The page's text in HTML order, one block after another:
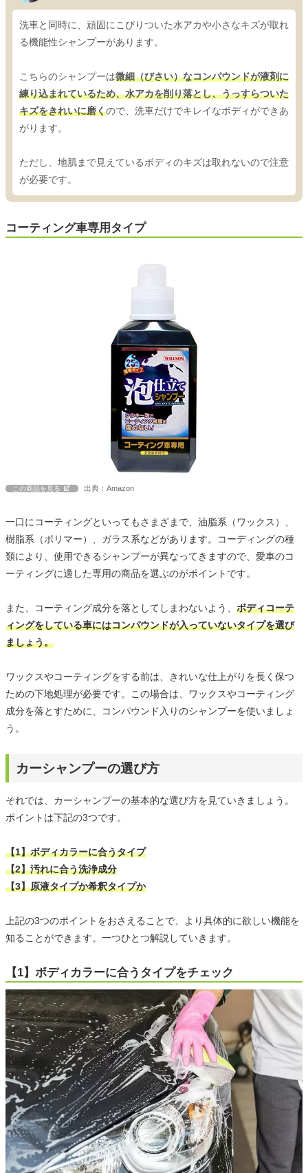
洗車と同時に、頑固にこびりついた水アカや小さなキズが取れ
る機能性シャンプーがあります。
こちらのシャンプーは微細（びさい）なコンパウンドが液剤に
練り込まれているため、水アカを削り落とし、うっすらついた
キズをきれいに磨くので、洗車だけでキレイなボディができあ
がります。
ただし、地肌まで見えているボディのキズは取れないので注意
が必要です。
コーティング車専用タイプ
この商品を見る 出典：Amazon
一口にコーティングといってもさまざまで、油脂系（ワックス）、
樹脂系（ポリマー）、ガラス系などがあります。コーディングの種
類により、使用できるシャンプーが異なってきますので、愛車のコ
ーティングに適した専用の商品を選ぶのがポイントです。
また、コーティング成分を落としてしまわないよう、 ボディコーテ
ィングをしている車にはコンパウンドが入っていないタイプを選び
ましょう。
ワックスやコーティングをする前は、きれいな仕上がりを長く保つ
ための下地処理が必要です。この場合は、ワックスやコーティング
成分を落とすために、コンパウンド入りのシャンプーを使いましょ
う。
カーシャンプーの選び方
それでは、カーシャンプーの基本的な選び方を見ていきましょう。
ポイントは下記の3つです。
【1】ボディカラーに合うタイプ
【2】汚れに合う洗浄成分
【3】原液タイプか希釈タイプか
上記の3つのポイントをおさえることで、より具体的に欲しい機能を
知ることができます。一つひとつ解説していきます。
【1】ボディカラーに合うタイプをチェック